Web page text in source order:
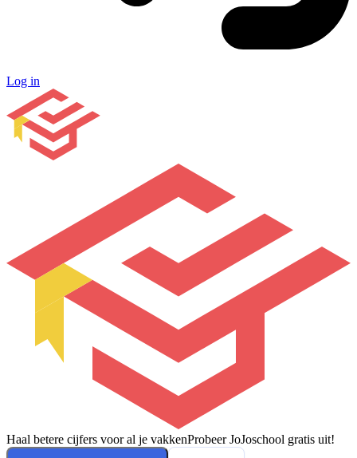
Log in
Haal betere cijfers voor al je vakkenProbeer JoJoschool gratis uit!